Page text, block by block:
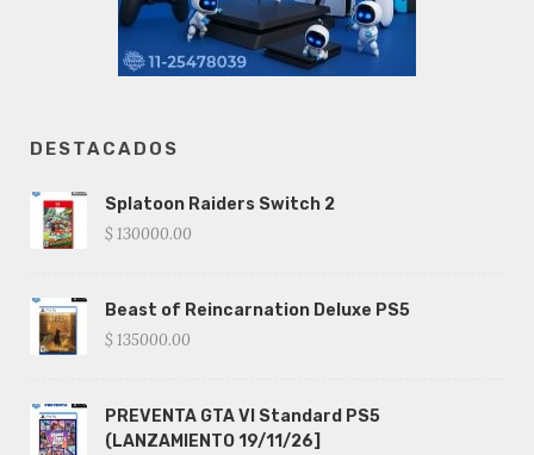
DESTACADOS
Splatoon Raiders Switch 2
$ 130000.00
Beast of Reincarnation Deluxe PS5
$ 135000.00
PREVENTA GTA VI Standard PS5
(LANZAMIENTO 19/11/26]